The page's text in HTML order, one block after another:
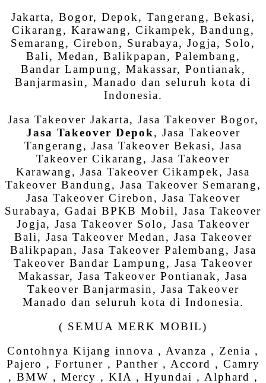
Jakarta, Bogor, Depok, Tangerang, Bekasi,
Cikarang, Karawang, Cikampek, Bandung,
Semarang, Cirebon, Surabaya, Jogja, Solo,
Bali, Medan, Balikpapan, Palembang,
Bandar Lampung, Makassar, Pontianak,
Banjarmasin, Manado dan seluruh kota di
Indonesia.
Jasa Takeover Jakarta, Jasa Takeover Bogor,
Jasa Takeover Depok, Jasa Takeover
Tangerang, Jasa Takeover Bekasi, Jasa
Takeover Cikarang, Jasa Takeover
Karawang, Jasa Takeover Cikampek, Jasa
Takeover Bandung, Jasa Takeover Semarang,
Jasa Takeover Cirebon, Jasa Takeover
Surabaya, Gadai BPKB Mobil, Jasa Takeover
Jogja, Jasa Takeover Solo, Jasa Takeover
Bali, Jasa Takeover Medan, Jasa Takeover
Balikpapan, Jasa Takeover Palembang, Jasa
Takeover Bandar Lampung, Jasa Takeover
Makassar, Jasa Takeover Pontianak, Jasa
Takeover Banjarmasin, Jasa Takeover
Manado dan seluruh kota di Indonesia.
( SEMUA MERK MOBIL)
Contohnya Kijang innova , Avanza , Zenia ,
Pajero , Fortuner , Panther , Accord , Camry
, BMW , Mercy , KIA , Hyundai , Alphard ,